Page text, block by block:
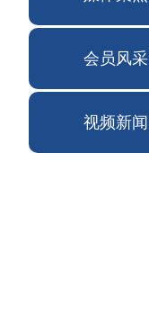
会员风采
视频新闻